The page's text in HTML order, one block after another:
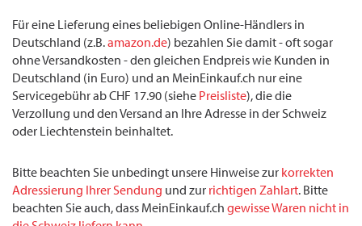
Für eine Lieferung eines beliebigen Online-Händlers in
Deutschland (z.B.amazon.de) bezahlen Sie damit - oft sogar
ohne Versandkosten - den gleichen Endpreis wie Kunden in
Deutschland (in Euro) und an MeinEinkauf.ch nur eine
Servicegebühr ab CHF 17.90 (siehe Preisliste), die die
Verzollung und den Versand an Ihre Adresse in der Schweiz
oder Liechtenstein beinhaltet.
Bitte beachten Sie unbedingt unsere Hinweise zur korrekten
Adressierung Ihrer Sendung und zur richtigen Zahlart. Bitte
beachten Sie auch, dass MeinEinkauf.ch gewisse Waren nicht in